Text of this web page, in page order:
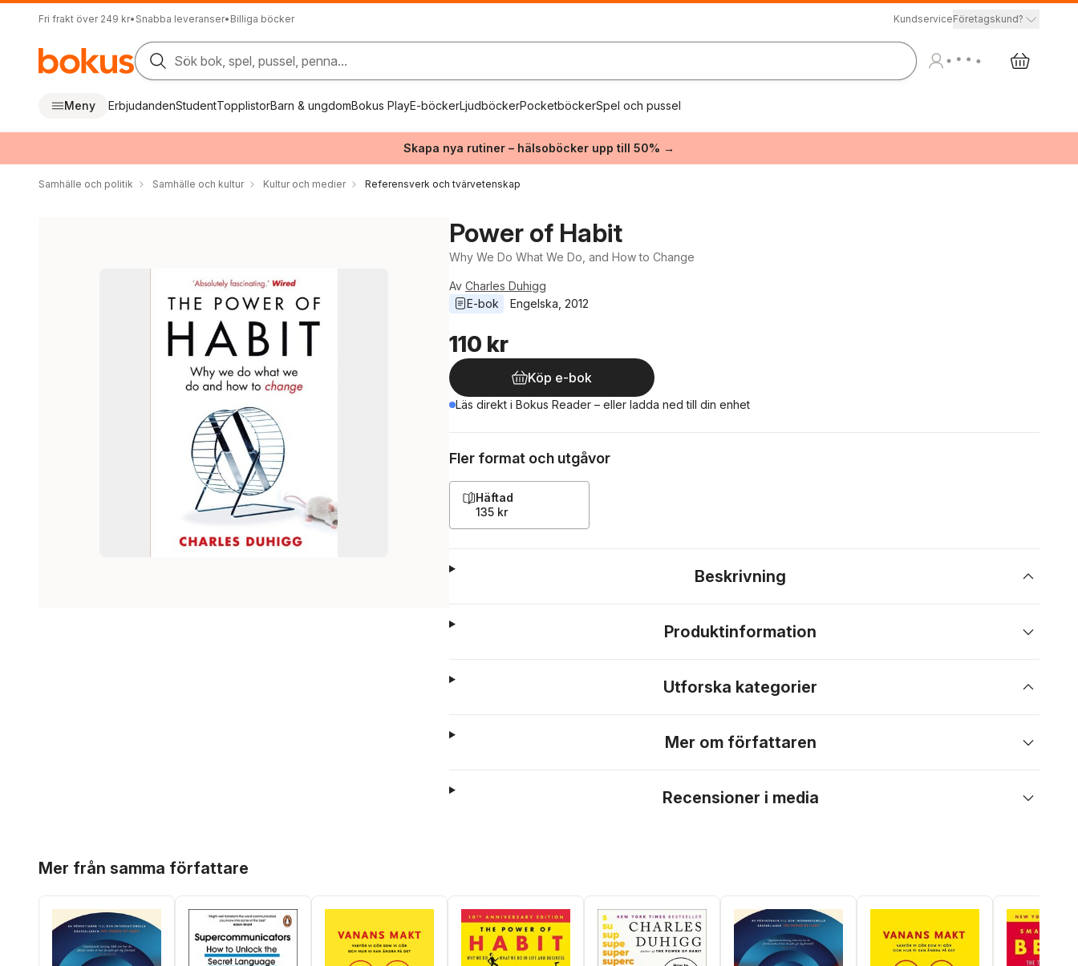
Fri frakt över 249 kr• Snabba leveranser• Billiga böcker KundserviceFöretagskund?
Sök bok, spel, pussel, penna...
Meny ErbjudandenStudentTopplistorBarn & ungdomBokus PlayE-böckerLjudböckerPocketböckerSpel och pussel
Skapa nya rutiner – hälsoböcker upp till 50% →
Samhälle och politik Samhälle och kultur Kultur och medier Referensverk och tvärvetenskap
Power of Habit
Why We Do What We Do, and How to Change
Av Charles Duhigg
E-bok
Engelska 2012
110 kr
Köp e-bok
Läs direkt i Bokus Reader – eller ladda ned till din enhet
Fler format och utgåvor
Häftad
135 kr
Beskrivning
Produktinformation
Utforska kategorier
Mer om författaren
Recensioner i media
Mer från samma författare